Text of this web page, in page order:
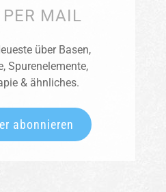
PER MAIL
über Basen,
Spurenelemente,
& ähnliches.
abonnieren